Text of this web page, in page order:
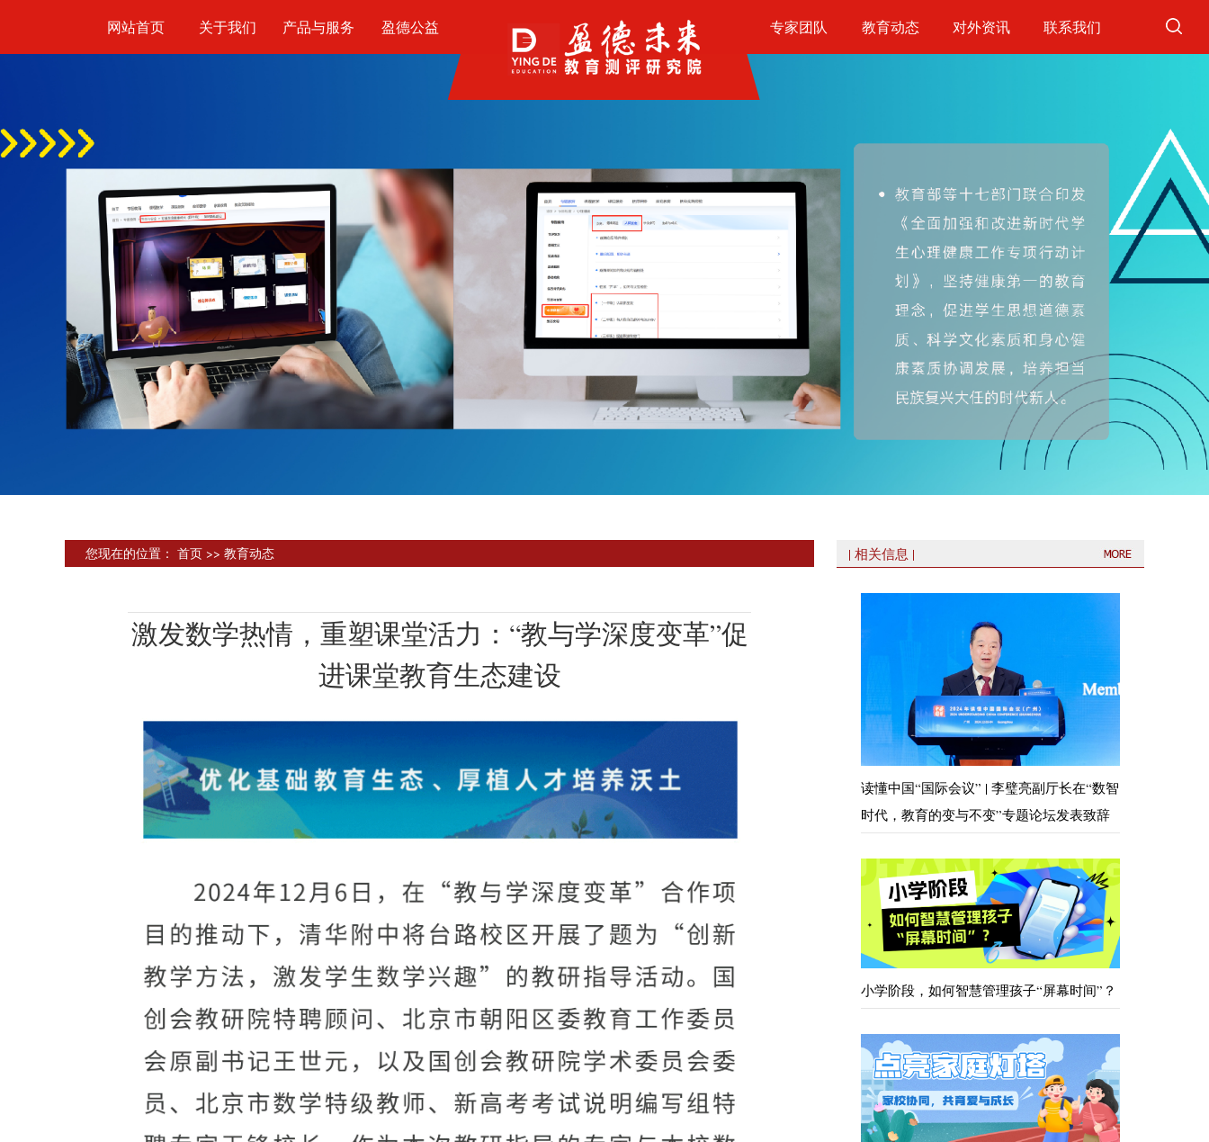
网站首页 关于我们 产品与服务 盈德公益 专家团队 教育动态 对外资讯 联系我们
您现在的位置： 首页 >> 教育动态
激发数学热情，重塑课堂活力：“教与学深度变革”促
进课堂教育生态建设
| 相关信息 |
读懂中国“国际会议” | 李璧亮副厅长在“数智
时代，教育的变与不变”专题论坛发表致辞
小学阶段，如何智慧管理孩子“屏幕时间”？